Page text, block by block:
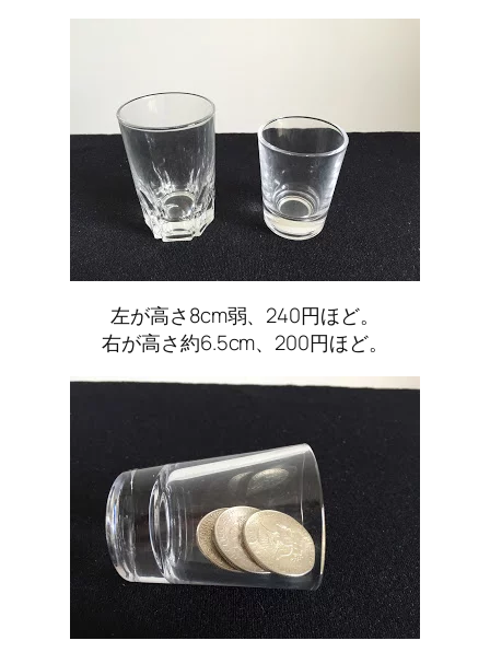
左が高さ8cm弱、240円ほど。
右が高さ約6.5cm、200円ほど。